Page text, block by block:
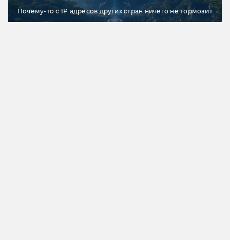
Почему-то с IP адресов других стран ничего не тормозит